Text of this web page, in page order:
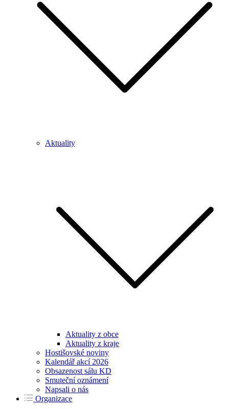
Aktuality
Aktuality z obce
Aktuality z kraje
Hostišovské noviny
Kalendář akcí 2026
Obsazenost sálu KD
Smuteční oznámení
Napsali o nás
Organizace